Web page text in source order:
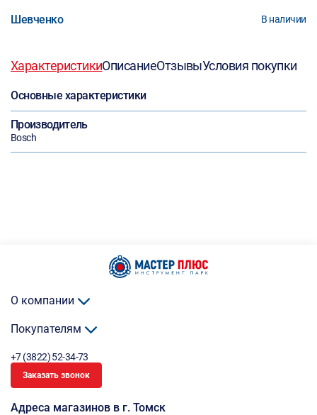
Шевченко В наличии
ХарактеристикиОписаниеОтзывыУсловия покупки
Основные характеристики
Производитель
Bosch
О компании
Покупателям
+7 (3822) 52-34-73
Заказать звонок
Адреса магазинов в г. Томск